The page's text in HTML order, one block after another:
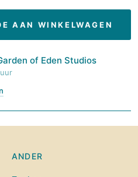
AAN WINKELWAGEN
of Eden Studios
ANDER